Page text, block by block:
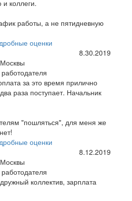
коллеги.
работы, а не пятидневную
оценки
8.30.2019
за это время прилично
раза поступает. Начальник
"пошляться", для меня же
оценки
8.12.2019
коллектив, зарплата